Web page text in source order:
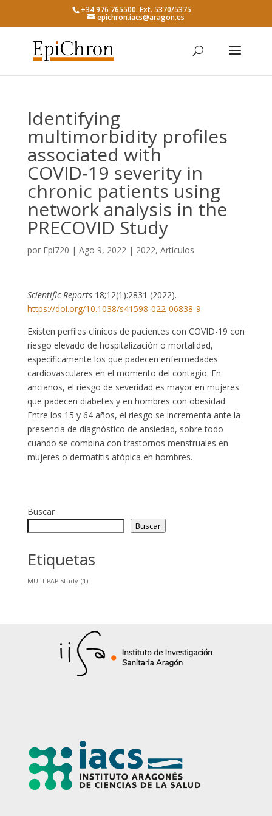
+34 976 765500. Ext. 5370/5375
epichron.iacs@aragon.es
Identifying
multimorbidity profiles
associated with
COVID‑19 severity in
chronic patients using
network analysis in the
PRECOVID Study
por Epi720 | Ago 9, 2022| 2022, Artículos
Scientific Reports18;12(1):2831 (2022).
https://doi.org/10.1038/s41598-022-06838-9
Existen perfiles clínicos de pacientes con COVID-19 con
riesgo elevado de hospitalización o mortalidad,
específicamente los que padecen enfermedades
cardiovasculares en el momento del contagio. En
ancianos, el riesgo de severidad es mayor en mujeres
que padecen diabetes y en hombres con obesidad.
Entre los 15 y 64 años, el riesgo se incrementa ante la
presencia de diagnóstico de ansiedad, sobre todo
cuando se combina con trastornos menstruales en
mujeres o dermatitis atópica en hombres.
Buscar
Buscar
Etiquetas
MULTIPAP Study (1)